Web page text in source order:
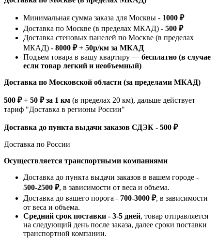
Минимальная сумма заказа для Москвы - 1000 ₽
Доставка по Москве (в пределах МКАД) - 500 ₽
Доставка стеновых панелей по Москве (в пределах
МКАД) - 8000 ₽ + 50р/км за МКАД
Подъем товара в вашу квартиру — бесплатно (в случае
если товар легкий и необъемный)
Доставка по Московской области (за пределами МКАД)
500 ₽ + 50 ₽ за 1 км (в пределах 20 км), дальше действует
тариф "Доставка в регионы России"
Доставка до пункта выдачи заказов СДЭК - 500 ₽
Доставка по России
Осуществляется транспортными компаниями
Доставка до пункта выдачи заказов в вашем городе -
500-2500 ₽, в зависимости от веса и объема.
Доставка до вашего порога - 700-3000 ₽, в зависимости
от веса и объема.
Средний срок поставки - 3-5 дней, товар отправляется
на следующий день после заказа, далее сроки поставки
транспортной компании.